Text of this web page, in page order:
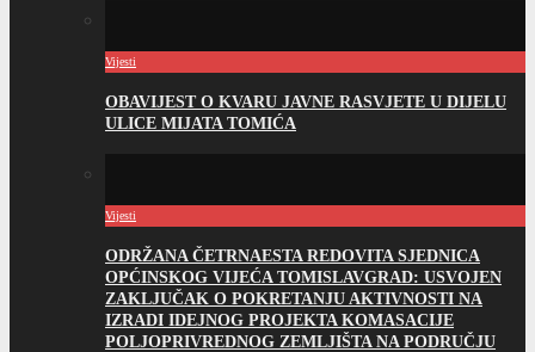
Vijesti
OBAVIJEST O KVARU JAVNE RASVJETE U DIJELU
ULICE MIJATA TOMIĆA
Vijesti
ODRŽANA ČETRNAESTA REDOVITA SJEDNICA
OPĆINSKOG VIJEĆA TOMISLAVGRAD: USVOJEN
ZAKLJUČAK O POKRETANJU AKTIVNOSTI NA
IZRADI IDEJNOG PROJEKTA KOMASACIJE
POLJOPRIVREDNOG ZEMLJIŠTA NA PODRUČJU